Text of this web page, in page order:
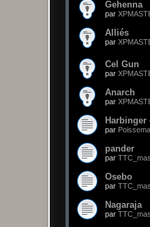
Gehenna
par
Alliés
par
Cel Gun
par
Anarch
par
par
pander
par
Osebo
par
Nagaraja
par